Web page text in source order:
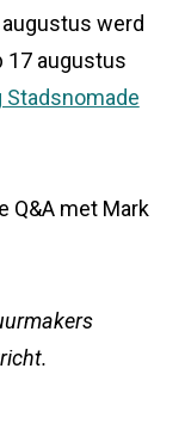
augustus werd
17 augustus
Stadsnomade
Q&A met Mark